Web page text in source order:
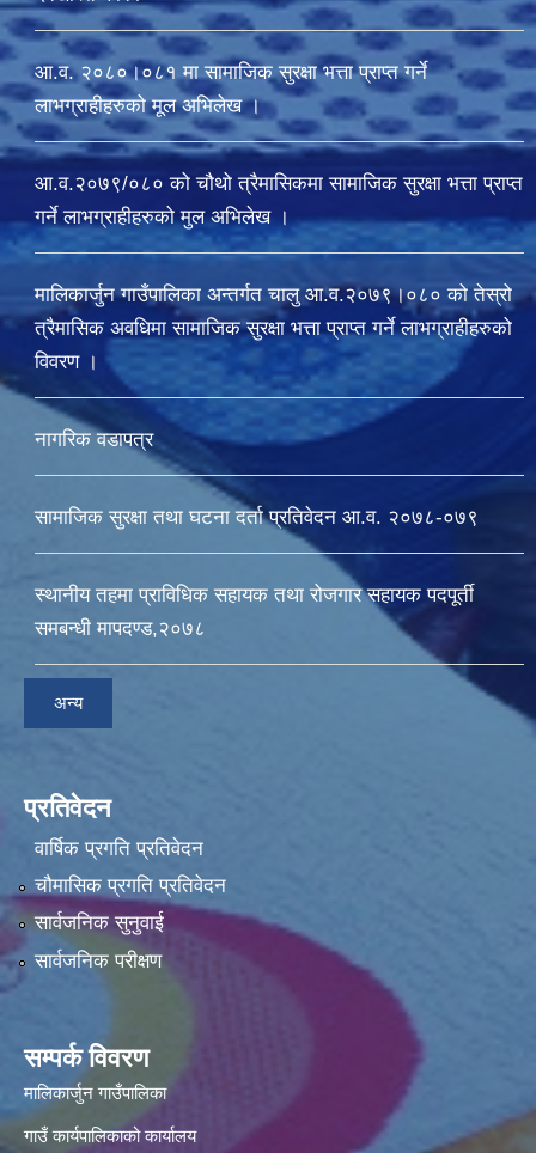
आ.व. २०८०।०८१ मा सामाजिक सुरक्षा भत्ता प्राप्त गर्ने
लाभग्राहीहरुको मूल अभिलेख ।
आ.व.२०७९/०८० को चौथो त्रैमासिकमा सामाजिक सुरक्षा भत्ता प्राप्त
गर्ने लाभग्राहीहरुको मुल अभिलेख ।
मालिकार्जुन गाउँपालिका अन्तर्गत चालु आ‍.व.२०७९।०८० को तेस्रो
त्रैमासिक अवधिमा सामाजिक सुरक्षा भत्ता प्राप्त गर्ने लाभग्राहीहरुको
विवरण ।
नागरिक वडापत्र
सामाजिक सुरक्षा तथा घटना दर्ता प्रतिवेदन आ.व. २०७८-०७९
स्थानीय तहमा प्राविधिक सहायक तथा रोजगार सहायक पदपूर्ती
समबन्धी मापदण्ड,२०७८
अन्य
प्रतिवेदन
वार्षिक प्रगति प्रतिवेदन
चौमासिक प्रगति प्रतिवेदन
सार्वजनिक सुनुवाई
सार्वजनिक परीक्षण
सम्पर्क विवरण
मालिकार्जुन गाउँपालिका
गाउँ कार्यपालिकाको कार्यालय